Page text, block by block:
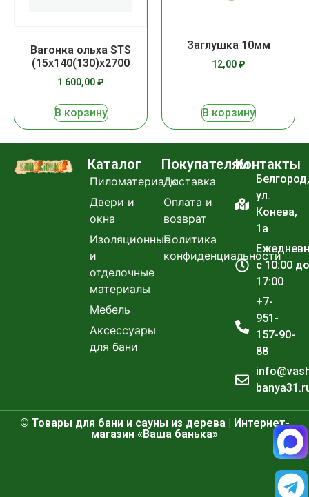
Вагонка ольха STS
(15х140(130)х2700
1 600,00₽
В корзину
Заглушка 10мм
12,00₽
В корзину
Каталог
Пиломатериалы
Двери и
окна
Изоляционные
и
отделочные
материалы
Мебель
Аксессуары
для бани
Покупателям
Доставка
Оплата и
возврат
Политика
конфиденциальности
Контакты
Белгород,
ул.
Конева,
1а
с 10:00 до
17:00
+7-
951-
157-90-
88
© Товары для бани и сауны из дерева | Интернет-
магазин «Ваша банька»